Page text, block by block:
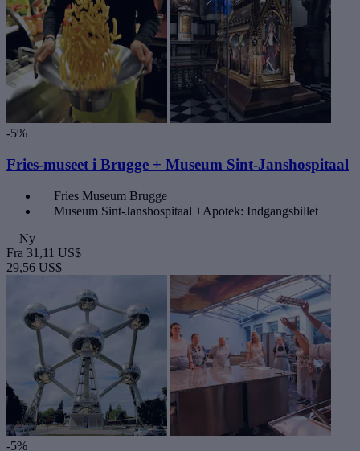
-5%
Fries-museet i Brugge + Museum Sint-Janshospitaal
Fries Museum Brugge
Museum Sint-Janshospitaal +Apotek: Indgangsbillet
Ny
Fra 31,11 US$
29,56 US$
-5%